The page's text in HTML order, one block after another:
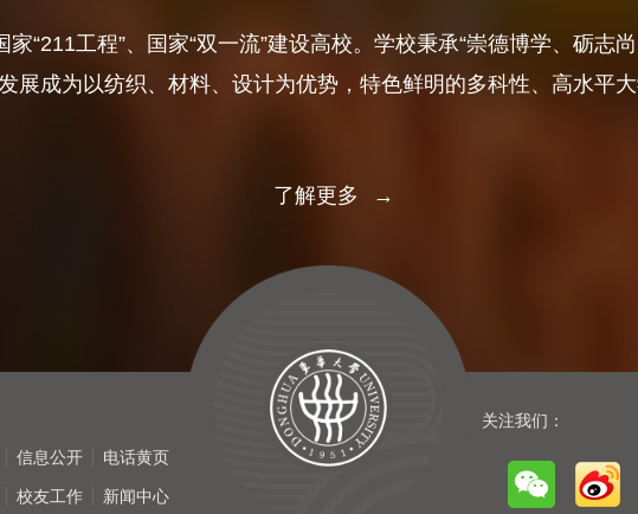
“211工程”、国家“双一流”建设高校。学校秉承“崇德博学、砺志
展成为以纺织、材料、设计为优势，特色鲜明的多科性、高水平大
了解更多 →
信息公开 电话黄页
校友工作 新闻中心
关注我们：